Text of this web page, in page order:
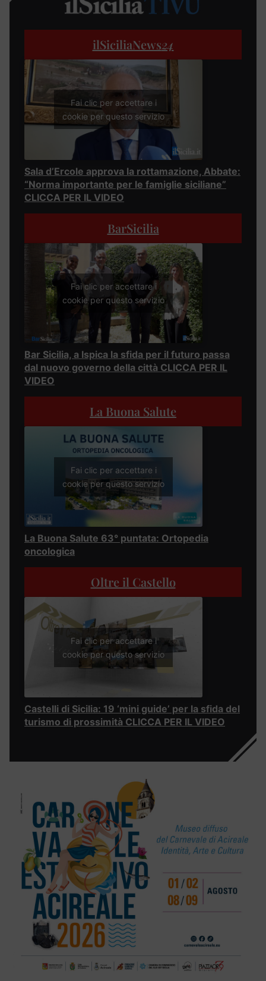
ilSiciliaNews24
Fai clic per accettare i
cookie per questo servizio
Sala d’Ercole approva la rottamazione, Abbate:
“Norma importante per le famiglie siciliane”
CLICCA PER IL VIDEO
BarSicilia
Fai clic per accettare i
cookie per questo servizio
Bar Sicilia, a Ispica la sfida per il futuro passa
dal nuovo governo della città CLICCA PER IL
VIDEO
La Buona Salute
Fai clic per accettare i
cookie per questo servizio
La Buona Salute 63° puntata: Ortopedia
oncologica
Oltre il Castello
Fai clic per accettare i
cookie per questo servizio
Castelli di Sicilia: 19 ‘mini guide’ per la sfida del
turismo di prossimità CLICCA PER IL VIDEO